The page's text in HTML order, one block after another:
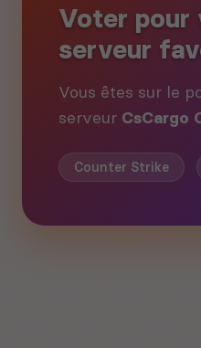
Voter pour
serveur
Vous êtes sur le
serveur CsCargo
Counter Strike